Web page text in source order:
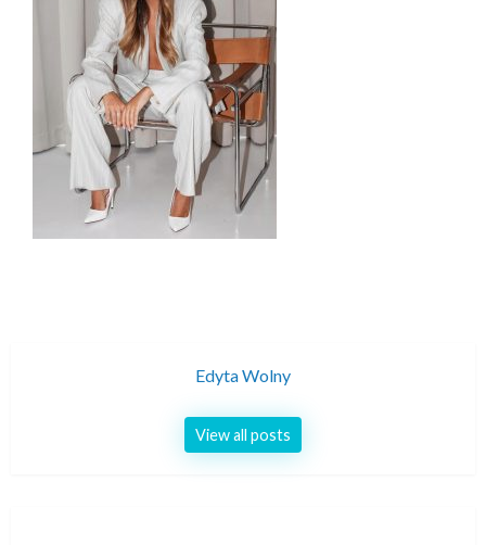
Edyta Wolny
View all posts